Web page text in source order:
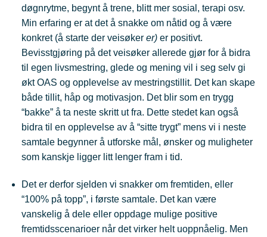
døgnrytme, begynt å trene, blitt mer sosial, terapi osv.
Min erfaring er at det å snakke om nåtid og å være
konkret (å starte der veisøker er)er positivt.
Bevisstgjøring på det veisøker allerede gjør for å bidra
til egen livsmestring, glede og mening vil i seg selv gi
økt OAS og opplevelse av mestringstillit. Det kan skape
både tillit, håp og motivasjon. Det blir som en trygg
“bakke” å ta neste skritt ut fra. Dette stedet kan også
bidra til en opplevelse av å “sitte trygt” mens vi i neste
samtale begynner å utforske mål, ønsker og muligheter
som kanskje ligger litt lenger fram i tid.
Det er derfor sjelden vi snakker om fremtiden, eller
“100% på topp”, i første samtale. Det kan være
vanskelig å dele eller oppdage mulige positive
fremtidsscenarioer når det virker helt uoppnåelig. Men